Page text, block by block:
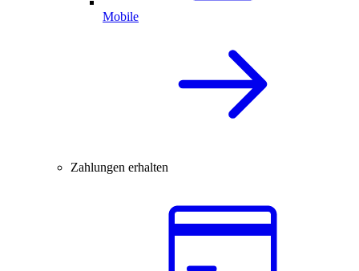
Mobile
Zahlungen erhalten